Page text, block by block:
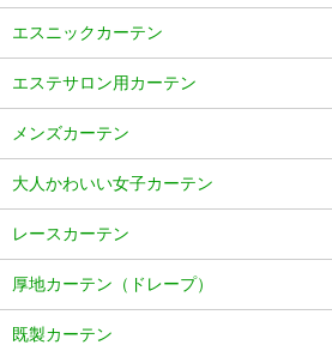
エスニックカーテン
エステサロン用カーテン
メンズカーテン
大人かわいい女子カーテン
レースカーテン
厚地カーテン（ドレープ）
既製カーテン